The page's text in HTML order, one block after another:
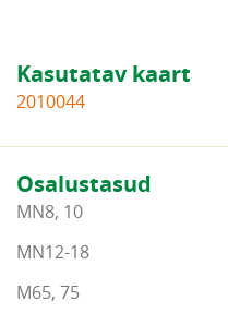
Kasutatav kaart
2010044
Osalustasud
MN8, 10
MN12-18
M65, 75